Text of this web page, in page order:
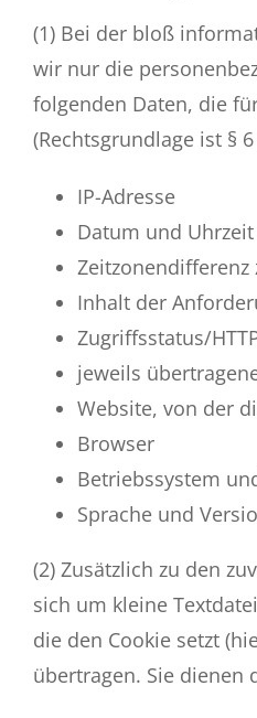
(1) Bei der bloß
wir nur die
folgenden Daten, die
(Rechtsgrundlage ist §
IP-Adresse
Datum und
Zeitzonendifferenz
Inhalt der
Zugriffsstatus/
jeweils
Website, von der
Browser
Betriebssystem
Sprache und
(2) Zusätzlich zu den
sich um kleine
die den Cookie setzt
übertragen. Sie dienen